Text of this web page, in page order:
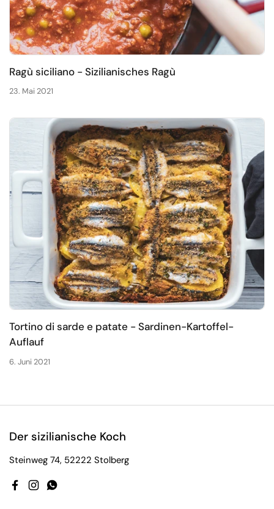
Ragù siciliano - Sizilianisches Ragù
23. Mai 2021
Tortino di sarde e patate - Sardinen-Kartoffel-
Auflauf
6. Juni 2021
Der sizilianische Koch
Steinweg 74, 52222 Stolberg
Facebook
InstagramWhatsApp